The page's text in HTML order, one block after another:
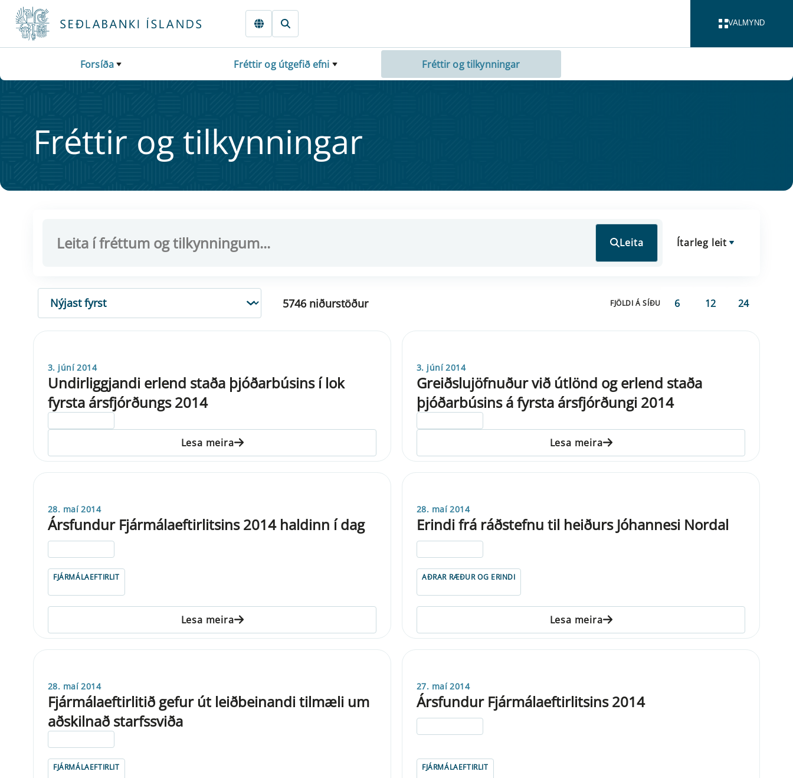
Fara beint í Meginmál
VALMYND
Forsíða Fréttir og útgefið efni Fréttir og tilkynningar
Frétt­ir og til­kynn­ing­ar
Leita Ítarleg leit
RÖÐUN
5746 niðurstöður FJÖLDI Á SÍÐU 6 12 24
3. júní 2014
Undirliggjandi erlend staða þjóðarbúsins í lok
fyrsta ársfjórðungs 2014
Lesa meira
3. júní 2014
Greiðslujöfnuður við útlönd og erlend staða
þjóðarbúsins á fyrsta ársfjórðungi 2014
Lesa meira
28. maí 2014
Ársfundur Fjármálaeftirlitsins 2014 haldinn í dag
FJÁRMÁLAEFTIRLIT
Lesa meira
28. maí 2014
Erindi frá ráðstefnu til heiðurs Jóhannesi Nordal
AÐRAR RÆÐUR OG ERINDI
Lesa meira
28. maí 2014
Fjármálaeftirlitið gefur út leiðbeinandi tilmæli um
aðskilnað starfssviða
FJÁRMÁLAEFTIRLIT
27. maí 2014
Ársfundur Fjármálaeftirlitsins 2014
FJÁRMÁLAEFTIRLIT